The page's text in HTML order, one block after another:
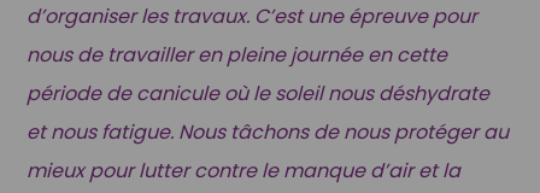
d’organiser les travaux. C’est une épreuve pour
nous de travailler en pleine journée en cette
période de canicule où le soleil nous déshydrate
et nous fatigue. Nous tâchons de nous protéger au
mieux pour lutter contre le manque d’air et la